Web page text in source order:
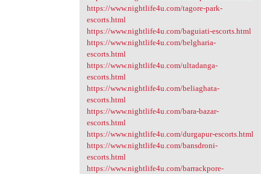
https://www.nightlife4u.com/tagore-park-
escorts.html
https://www.nightlife4u.com/baguiati-escorts.html
https://www.nightlife4u.com/belgharia-
escorts.html
https://www.nightlife4u.com/ultadanga-
escorts.html
https://www.nightlife4u.com/beliaghata-
escorts.html
https://www.nightlife4u.com/bara-bazar-
escorts.html
https://www.nightlife4u.com/durgapur-escorts.html
https://www.nightlife4u.com/bansdroni-
escorts.html
https://www.nightlife4u.com/barrackpore-